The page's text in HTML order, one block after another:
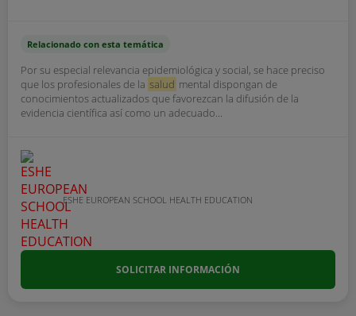
Relacionado con esta temática
Por su especial relevancia epidemiológica y social, se hace preciso
que los profesionales de la salud mental dispongan de
conocimientos actualizados que favorezcan la difusión de la
evidencia científica así como un adecuado...
ESHE EUROPEAN SCHOOL HEALTH EDUCATION
SOLICITAR INFORMACIÓN